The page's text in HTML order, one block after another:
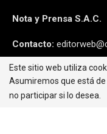
Nota y Prensa S.A.C.
Contacto:
Síguenos:
Este sitio web utiliza
Asumiremos que está
no participar si lo desea.